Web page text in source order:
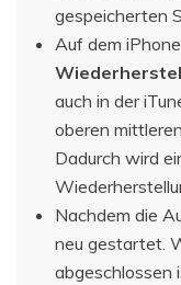
gespeicherten
Auf dem
auch in der
oberen
Dadurch wird
Nachdem die
neu gestartet.
abgeschlossen